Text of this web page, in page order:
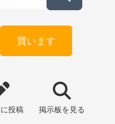
買います
に投稿 掲示板 を見る